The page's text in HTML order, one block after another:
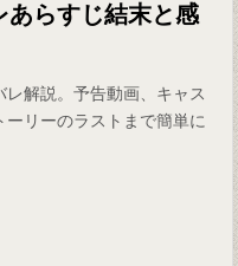
あらすじ結末と感
解説。予告動画、キャス
ーリーのラストまで簡単に